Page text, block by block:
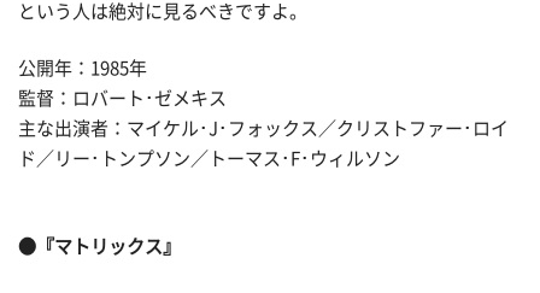
という人は絶対に見るべきですよ。
公開年：1985年
監督：ロバート･ゼメキス
主な出演者：マイケル･J･フォックス／クリストファー･ロイ
ド／リー･トンプソン／トーマス･F･ウィルソン
●『マトリックス』